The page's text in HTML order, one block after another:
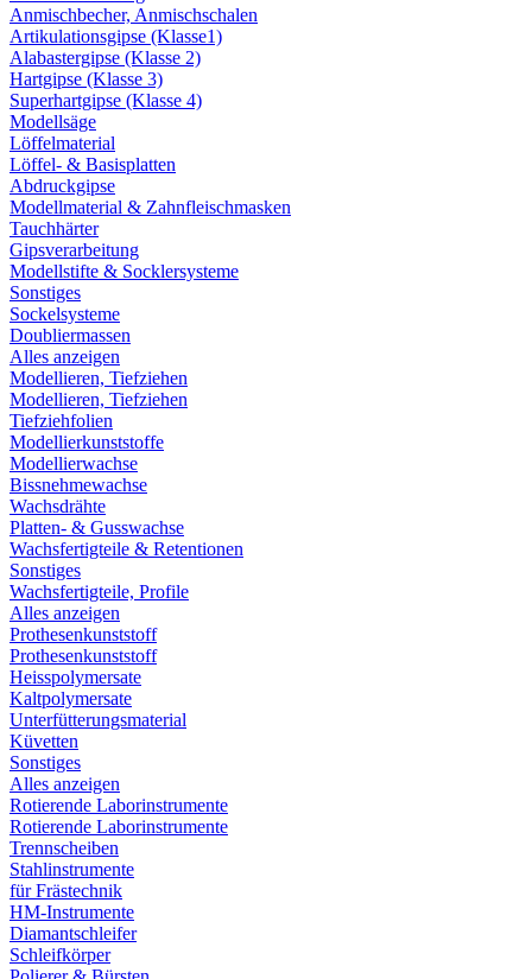
Anmischbecher, Anmischschalen
Artikulationsgipse (Klasse1)
Alabastergipse (Klasse 2)
Hartgipse (Klasse 3)
Superhartgipse (Klasse 4)
Modellsäge
Löffelmaterial
Löffel- & Basisplatten
Abdruckgipse
Modellmaterial & Zahnfleischmasken
Tauchhärter
Gipsverarbeitung
Modellstifte & Socklersysteme
Sonstiges
Sockelsysteme
Doubliermassen
Alles anzeigen
Modellieren, Tiefziehen
Modellieren, Tiefziehen
Tiefziehfolien
Modellierkunststoffe
Modellierwachse
Bissnehmewachse
Wachsdrähte
Platten- & Gusswachse
Wachsfertigteile & Retentionen
Sonstiges
Wachsfertigteile, Profile
Alles anzeigen
Prothesenkunststoff
Prothesenkunststoff
Heisspolymersate
Kaltpolymersate
Unterfütterungsmaterial
Küvetten
Sonstiges
Alles anzeigen
Rotierende Laborinstrumente
Rotierende Laborinstrumente
Trennscheiben
Stahlinstrumente
für Frästechnik
HM-Instrumente
Diamantschleifer
Schleifkörper